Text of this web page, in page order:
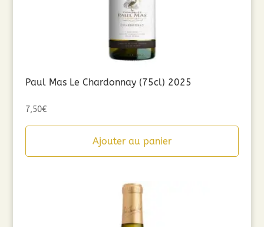
Paul Mas Le Chardonnay (75cl) 2025
7,50€
Ajouter au panier